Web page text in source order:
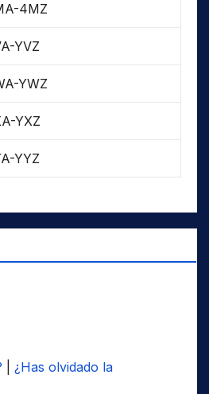
4MZ
YVZ
YWZ
YXZ
YYZ
¿Has olvidado la